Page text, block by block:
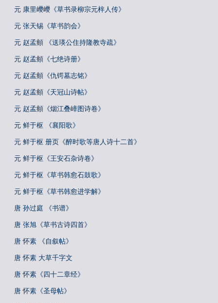
元 康里巎巎《草书录柳宗元梓人传》
元 张天锡《草书韵会》
元 赵孟頫 《送瑛公住持隆教寺疏》
元 赵孟頫《七绝诗册》
元 赵孟頫《仇锷墓志铭》
元 赵孟頫《天冠山诗帖》
元 赵孟頫《烟江叠嶂图诗卷》
元 鲜于枢 《襄阳歌》
元 鲜于枢 册页《醉时歌等唐人诗十二首》
元 鲜于枢《王安石杂诗卷》
元 鲜于枢《草书韩愈石鼓歌》
元 鲜于枢《草书韩愈进学解》
唐 孙过庭 《书谱》
唐 张旭《草书古诗四首》
唐 怀素 《自叙帖》
唐 怀素 大草千字文
唐 怀素《四十二章经》
唐 怀素《圣母帖》